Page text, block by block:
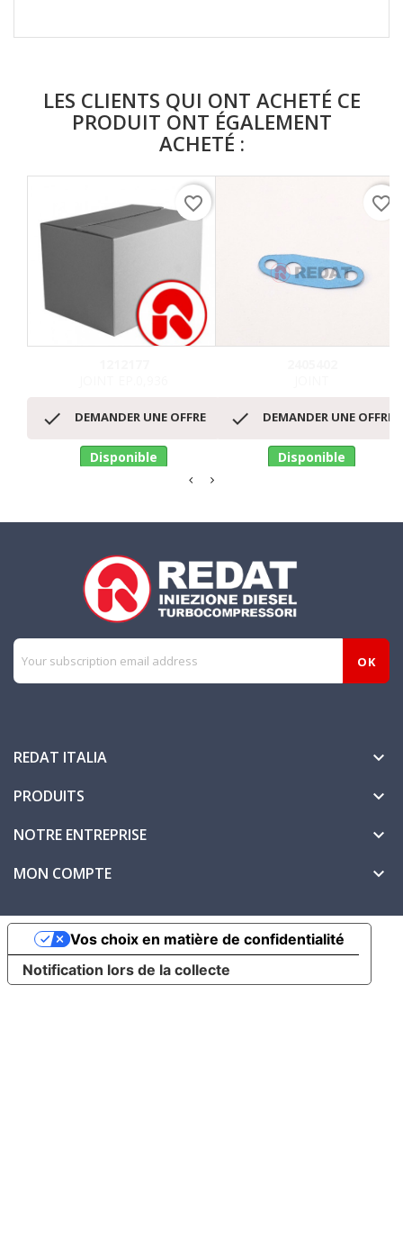
LES CLIENTS QUI ONT ACHETÉ CE
PRODUIT ONT ÉGALEMENT
ACHETÉ :
 DEMANDER UNE OFFRE
Disponible
favorite_border
 DEMANDER UNE OFFRE
Disponible
favorite_border
REDAT ITALIA 
PRODUITS 
NOTRE ENTREPRISE 
MON COMPTE 
Notification lors de la collecte
Vos choix en matière de confidentialité